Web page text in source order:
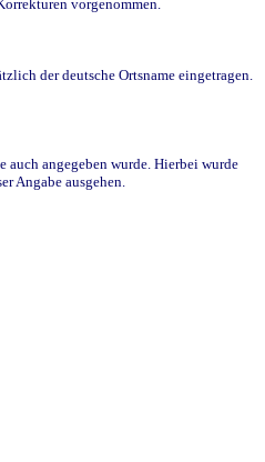
vorgenommen.
der deutsche Ortsname eingetragen.
auch angegeben wurde. Hierbei wurde
Angabe ausgehen.